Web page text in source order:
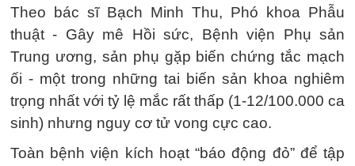
Theo bác sĩ Bạch Minh Thu, Phó khoa Phẫu
thuật - Gây mê Hồi sức, Bệnh viện Phụ sản
Trung ương, sản phụ gặp biến chứng tắc mạch
ối - một trong những tai biến sản khoa nghiêm
trọng nhất với tỷ lệ mắc rất thấp (1-12/100.000 ca
sinh) nhưng nguy cơ tử vong cực cao.
Toàn bệnh viện kích hoạt “báo động đỏ” để tập